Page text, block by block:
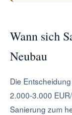
Wann sich
Neubau
Die
2.000-3.000
Sanierung zum